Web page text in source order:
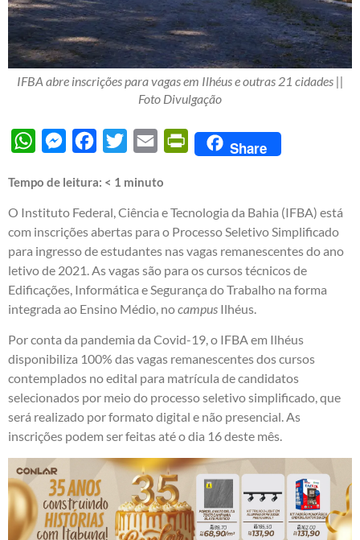
IFBA abre inscrições para vagas em Ilhéus e outras 21 cidades ||
Foto Divulgação
WhatsAppMessengerFacebook
Twitter Email PrintFriendly
Share
Tempo de leitura: < 1 minuto
O Instituto Federal, Ciência e Tecnologia da Bahia (IFBA) está
com inscrições abertas para o Processo Seletivo Simplificado
para ingresso de estudantes nas vagas remanescentes do ano
letivo de 2021. As vagas são para os cursos técnicos de
Edificações, Informática e Segurança do Trabalho na forma
integrada ao Ensino Médio, nocampus Ilhéus.
Por conta da pandemia da Covid-19, o IFBA em Ilhéus
disponibiliza 100% das vagas remanescentes dos cursos
contemplados no edital para matrícula de candidatos
selecionados por meio do processo seletivo simplificado, que
será realizado por formato digital e não presencial. As
inscrições podem ser feitas até o dia 16 deste mês.